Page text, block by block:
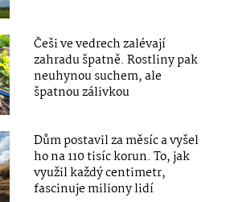
Češi ve vedrech zalévají
zahradu špatně. Rostliny pak
neuhynou suchem, ale
špatnou zálivkou
Dům postavil za měsíc a vyšel
ho na 110 tisíc korun. To, jak
využil každý centimetr,
fascinuje miliony lidí